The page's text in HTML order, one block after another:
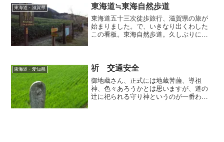
ぁと、変なところで感心しました
わ・・・
東海道・滋賀県 東海道≒東海自然歩道
東海道五十三次徒歩旅行、滋賀県の旅が
始まりました。で、いきなり出くわした
この看板。東海自然歩道。久しぶりに目
足や林間学校だったかなぁ。
東海道・愛知県 祈 交通安全
御地蔵さん、正式には地蔵菩薩、導祖
神、色々あろうかとは思いますが、道の
辻に祀られる守り神というのが一番わか